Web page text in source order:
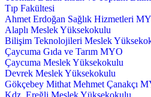
Tıp Fakültesi
Ahmet Erdoğan Sağlık Hizmetleri
Alaplı Meslek Yüksekokulu
Bilişim Teknolojileri Meslek
Çaycuma Gıda ve Tarım MYO
Çaycuma Meslek Yüksekokulu
Devrek Meslek Yüksekokulu
Gökçebey Mithat Mehmet Çanakçı